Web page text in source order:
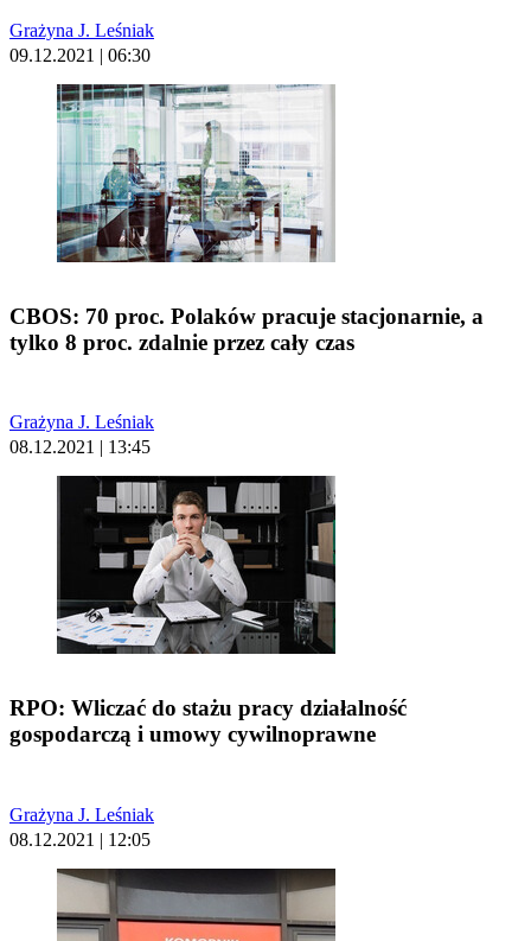
Grażyna J. Leśniak
09.12.2021 | 06:30
CBOS: 70 proc. Polaków pracuje stacjonarnie, a
tylko 8 proc. zdalnie przez cały czas
Grażyna J. Leśniak
08.12.2021 | 13:45
RPO: Wliczać do stażu pracy działalność
gospodarczą i umowy cywilnoprawne
Grażyna J. Leśniak
08.12.2021 | 12:05